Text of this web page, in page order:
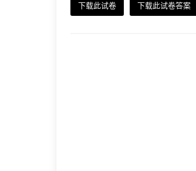
下载此试卷 下载此试卷答案